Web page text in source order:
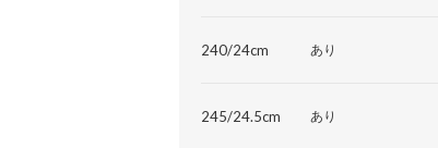
240/24cm あり
245/24.5cm あり